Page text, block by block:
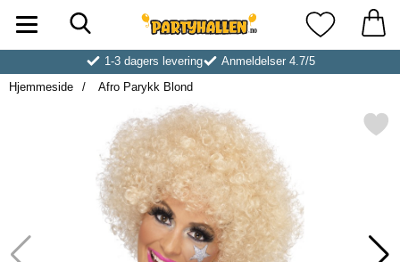
Startsiden for Partyhallen ABMine
1-3 dagers levering
Anmeldelser 4.7/5
Hjemmeside
Afro Parykk Blond
Merk afro Parykk